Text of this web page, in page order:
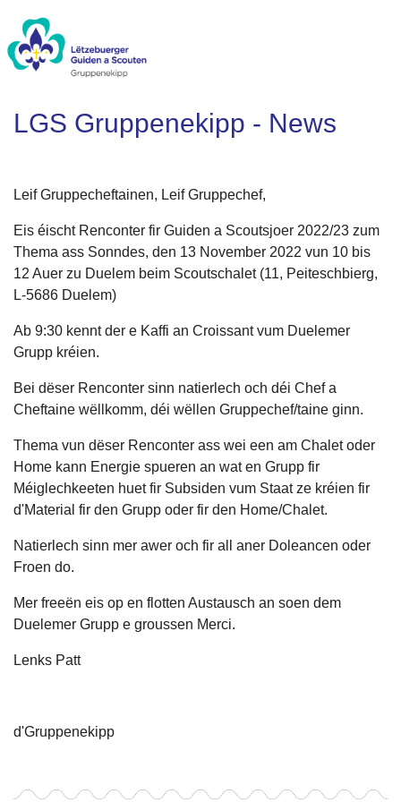
LGS Gruppenekipp - News
Leif Gruppecheftainen, Leif Gruppechef,
Eis éischt Renconter fir Guiden a Scoutsjoer 2022/23 zum
Thema ass Sonndes, den 13 November 2022 vun 10 bis
12 Auer zu Duelem beim Scoutschalet (11, Peiteschbierg,
L-5686 Duelem)
Ab 9:30 kennt der e Kaffi an Croissant vum Duelemer
Grupp kréien.
Bei dëser Renconter sinn natierlech och déi Chef a
Cheftaine wëllkomm, déi wëllen Gruppechef/taine ginn.
Thema vun dëser Renconter ass wei een am Chalet oder
Home kann Energie spueren an wat en Grupp fir
Méiglechkeeten huet fir Subsiden vum Staat ze kréien fir
d'Material fir den Grupp oder fir den Home/Chalet.
Natierlech sinn mer awer och fir all aner Doleancen oder
Froen do.
Mer freeën eis op en flotten Austausch an soen dem
Duelemer Grupp e groussen Merci.
Lenks Patt
d'Gruppenekipp